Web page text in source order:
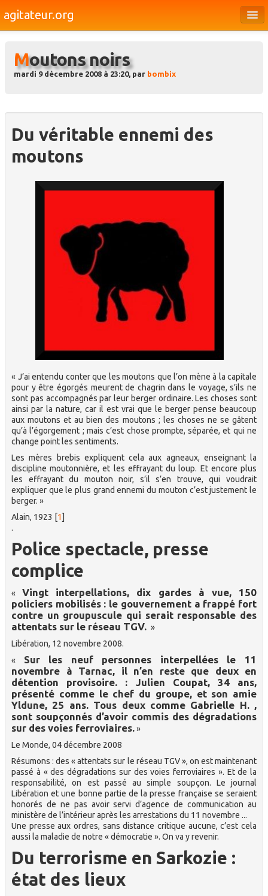
agitateur.org
Bourges & le Cher
Médias
Dossiers
Moutons noirs
mardi 9 décembre 2008 à 23:20, par bombix
Du véritable ennemi des
moutons
« J’ai entendu conter que les moutons que l’on mène à la capitale
pour y être égorgés meurent de chagrin dans le voyage, s’ils ne
sont pas accompagnés par leur berger ordinaire. Les choses sont
ainsi par la nature, car il est vrai que le berger pense beau­coup
aux moutons et au bien des moutons ; les choses ne se gâtent
qu’à l’égorgement ; mais c’est chose prompte, séparée, et qui ne
change point les sentiments.
Les mères brebis expliquent cela aux agneaux, enseignant la
discipline mouton­nière, et les effrayant du loup. Et encore plus
les effrayant du mouton noir, s’il s’en trouve, qui voudrait
expliquer que le plus grand ennemi du mouton c’est justement le
berger. »
Alain, 1923 [1]
.
Police spectacle, presse
complice
«Vingt interpellations, dix gardes à vue, 150
policiers mobilisés : le gouvernement a frappé fort
contre un groupuscule qui serait responsable des
attentats sur le réseau TGV. »
Libération, 12 novembre 2008.
« Sur les neuf personnes interpellées le 11
novembre à Tarnac, il n’en reste que deux en
détention provisoire. : Julien Coupat, 34 ans,
présenté comme le chef du groupe, et son amie
Yldune, 25 ans. Tous deux comme Gabrielle H. ,
sont soupçon­nés d’avoir commis des dégradations
sur des voies ferroviaires.»
Le Monde, 04 décembre 2008
Résumons : des « attentats sur le réseau TGV », on est maintenant
passé à « des dégradations sur des voies ferroviaires ». Et de la
responsabilité, on est passé au simple soupçon. Le journal
Libération et une bonne partie de la presse française se seraient
honorés de ne pas avoir servi d’agence de communication au
ministère de l’intérieur après les arrestations du 11 novembre ...
Une presse aux ordres, sans distance critique aucune, c’est cela
aussi la maladie de notre « démocratie ». On va y revenir.
Du terrorisme en Sarkozie :
état des lieux